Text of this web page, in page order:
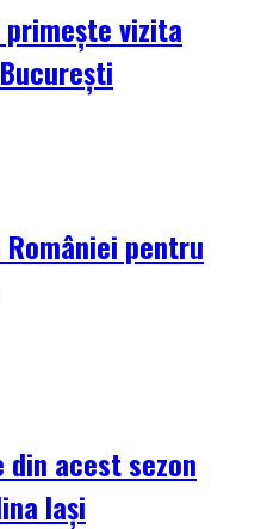
vizita
României pentru
acest sezon
Iași